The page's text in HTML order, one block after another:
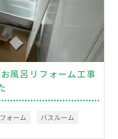
風呂リフォーム工事
ォーム バスルーム